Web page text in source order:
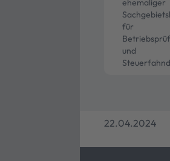
ehemaliger
für
und
22.04.2024